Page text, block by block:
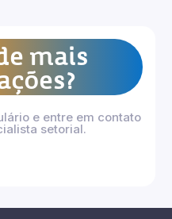
mais
e entre em contato
setorial.